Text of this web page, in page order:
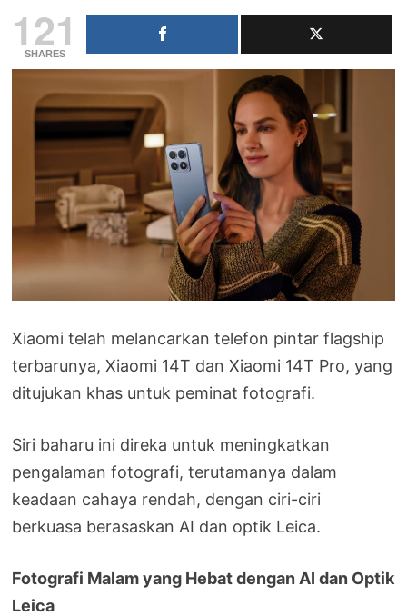
121
SHARES
Xiaomi telah melancarkan telefon pintar flagship
terbarunya, Xiaomi 14T dan Xiaomi 14T Pro, yang
ditujukan khas untuk peminat fotografi.
Siri baharu ini direka untuk meningkatkan
pengalaman fotografi, terutamanya dalam
keadaan cahaya rendah, dengan ciri-ciri
berkuasa berasaskan AI dan optik Leica.
Fotografi Malam yang Hebat dengan AI dan Optik
Leica